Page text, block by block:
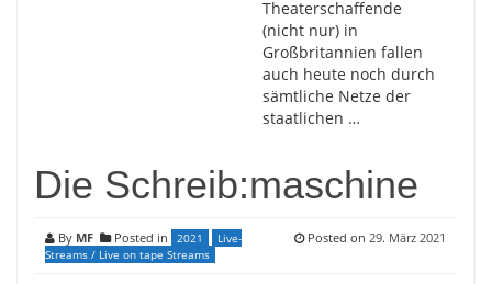
Theaterschaffende
(nicht nur) in
Großbritannien fallen
auch heute noch durch
sämtliche Netze der
staatlichen …
Die Schreib:maschine
By MF Posted in 2021
Live-
Streams / Live on tape Streams
Posted on 29. März 2021